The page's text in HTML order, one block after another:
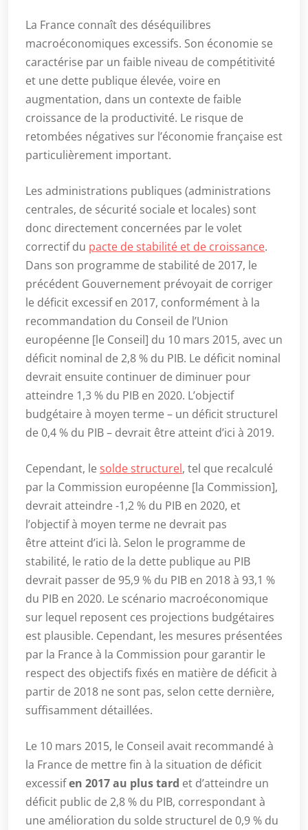
La France connaît des déséquilibres
macroéconomiques excessifs. Son économie se
caractérise par un faible niveau de compétitivité
et une dette publique élevée, voire en
augmentation, dans un contexte de faible
croissance de la productivité. Le risque de
retombées négatives sur l’économie française est
particulièrement important.
Les administrations publiques (administrations
centrales, de sécurité sociale et locales) sont
donc directement concernées par le volet
correctif du pacte de stabilité et de croissance.
Dans son programme de stabilité de 2017, le
précédent Gouvernement prévoyait de corriger
le déficit excessif en 2017, conformément à la
recommandation du Conseil de l’Union
européenne [le Conseil] du 10 mars 2015, avec un
déficit nominal de 2,8 % du PIB. Le déficit nominal
devrait ensuite continuer de diminuer pour
atteindre 1,3 % du PIB en 2020. L’objectif
budgétaire à moyen terme – un déficit structurel
de 0,4 % du PIB – devrait être atteint d’ici à 2019.
Cependant, le solde structurel, tel que recalculé
par la Commission européenne [la Commission],
devrait atteindre -1,2 % du PIB en 2020, et
l’objectif à moyen terme ne devrait pas
être atteint d’ici là. Selon le programme de
stabilité, le ratio de la dette publique au PIB
devrait passer de 95,9 % du PIB en 2018 à 93,1 %
du PIB en 2020. Le scénario macroéconomique
sur lequel reposent ces projections budgétaires
est plausible. Cependant, les mesures présentées
par la France à la Commission pour garantir le
respect des objectifs fixés en matière de déficit à
partir de 2018 ne sont pas, selon cette dernière,
suffisamment détaillées.
Le 10 mars 2015, le Conseil avait recommandé à
la France de mettre fin à la situation de déficit
excessifen 2017 au plus tard et d’atteindre un
déficit public de 2,8 % du PIB, correspondant à
une amélioration du solde structurel de 0,9 % du